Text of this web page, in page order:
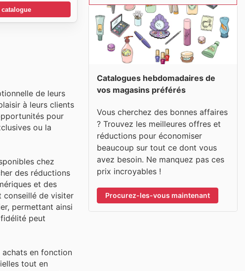
de leurs
à leurs clients
pour
ou la
chez
des réductions
et des
conseillé de visiter
permettant ainsi
peut
en fonction
tout en
Catalogues hebdomadaires de
vos magasins préférés
Vous cherchez des bonnes affaires
? Trouvez les meilleures offres et
réductions pour économiser
beaucoup sur tout ce dont vous
avez besoin. Ne manquez pas ces
prix incroyables !
Procurez-les-vous maintenant